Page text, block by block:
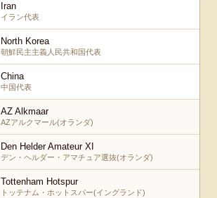
Iran
イラン代表
North Korea
朝鮮民主主義人民共和国代表
China
中国代表
AZ Alkmaar
AZアルクマール(オランダ)
Den Helder Amateur XI
デン・ヘルダー・アマチュア選抜(オランダ)
Tottenham Hotspur
トッテナム・ホットスパー(イングランド)